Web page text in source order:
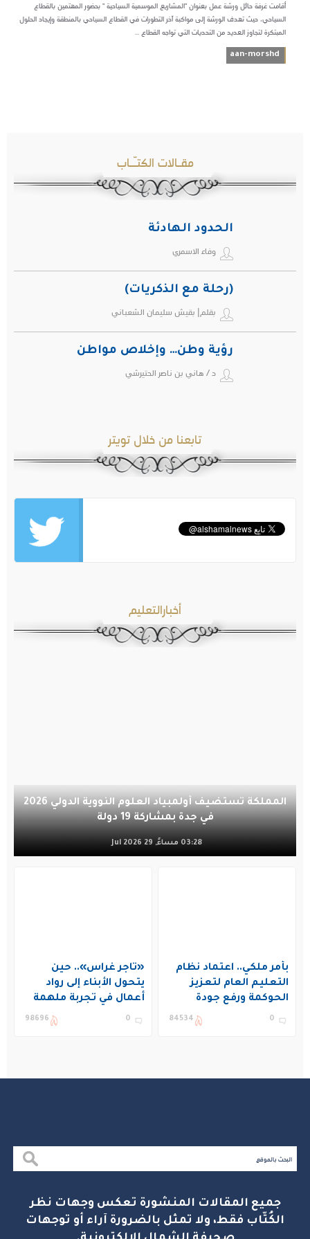
أقامت غرفة حائل ورشة عمل بعنوان "المشاريع الموسمية السياحية " بحضور المهتمين بالقطاع
السياحي، حيث تهدف الورشة إلى مواكبة آخر التطورات في القطاع السياحي بالمنطقة وإيجاد الحلول
المبتكرة لتجاوز العديد من التحديات التي تواجه القطاع ...
aan-morshd
مقـالات الكتـّـاب
الحدود الهادئة
وفاء الاسمري
(رحلة مع الذكريات)
بقلم| بقيش سليمان الشعباني
رؤية وطن… وإخلاص مواطن
د / هاني بن ناصر الحتيرشي
تابعنا من خلال تويتر
أخبارالتعليم
المملكة تستضيف أولمبياد العلوم النووية الدولي 2026
في جدة بمشاركة 19 دولة
03:28 مساءً, 29 Jul 2026
بأمر ملكي.. اعتماد نظام
التعليم العام لتعزيز
الحوكمة ورفع جودة
التعليم في المملكة
0
84534
«تاجر غراس».. حين
يتحول الأبناء إلى رواد
أعمال في تجربة ملهمة
بنادي غراس الصيفي
0
98696
جميع المقالات المنشورة تعكس وجهات نظر
الكُتّاب فقط، ولا تمثل بالضرورة آراء أو توجهات